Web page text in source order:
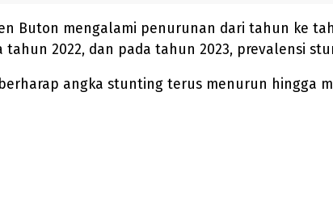
Buton mengalami penurunan dari tahun ke
2022, dan pada tahun 2023, prevalensi
angka stunting terus menurun hingga